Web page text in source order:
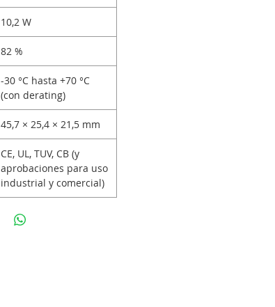
10,2 W
82 %
-30 °C hasta +70 °C
(con derating)
45,7 × 25,4 × 21,5 mm
CE, UL, TUV, CB (y
aprobaciones para uso
industrial y comercial)